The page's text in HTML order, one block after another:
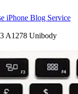
iPhone Blog Service
A1278 Unibody